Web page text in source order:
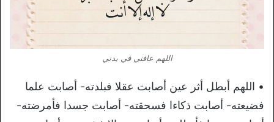
اللهم عافني في بدني
• اللهم أبطل أثر عين أصابت عقلا فبلدته- أصابت علما
فضيعته- أصابت ذكاءا فسحقته- أصابت جسدا فأمرضته-